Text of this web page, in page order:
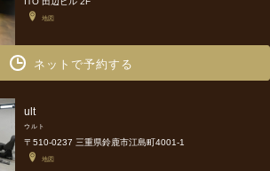
地図
ネットで予約する
ult
ウルト
〒510-0237 三重県鈴鹿市江島町4001-1
地図